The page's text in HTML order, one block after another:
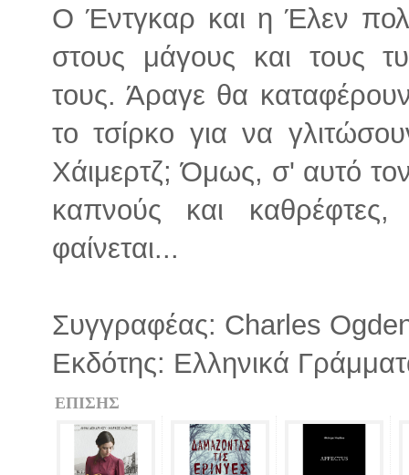
Ο Έντγκαρ και η Έλεν
στους μάγους και τους
τους. Άραγε θα
το τσίρκο για να
Χάιμερτζ; Όμως, σ' αυτό
καπνούς και
φαίνεται...
Συγγραφέας: Charles
Εκδότης: Ελληνικά
ΕΠΙΣΗΣ